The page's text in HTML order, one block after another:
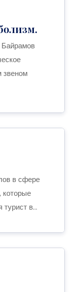
Байрамов
звеном
в сфере
в...